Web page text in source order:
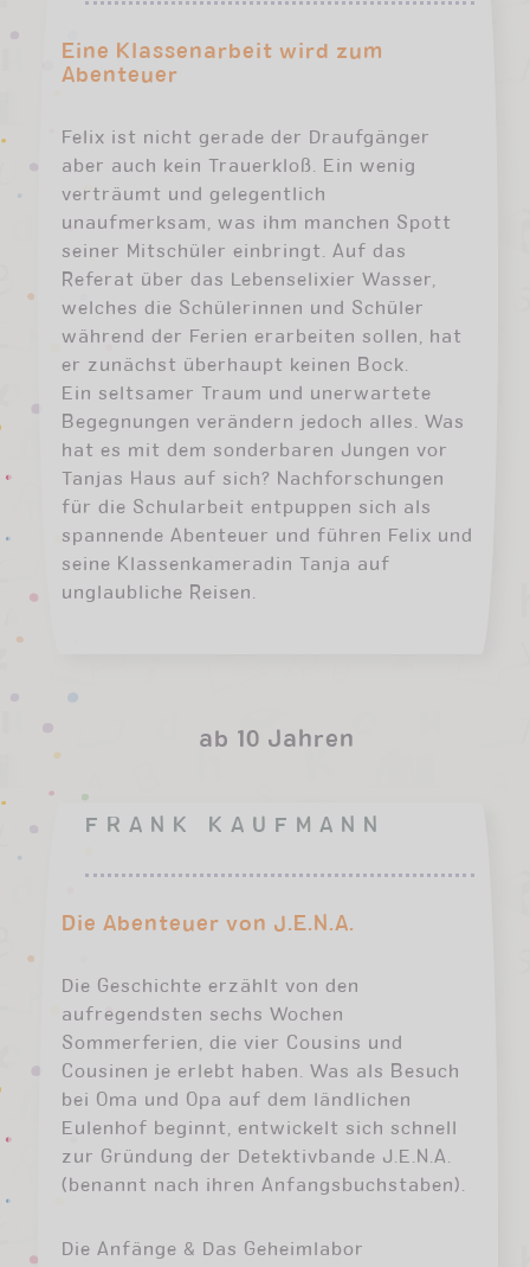
Eine Klassenarbeit wird zum
Abenteuer
Felix ist nicht gerade der Draufgänger
aber auch kein Trauerkloß. Ein wenig
verträumt und gelegentlich
unaufmerksam, was ihm manchen Spott
seiner Mitschüler einbringt. Auf das
Referat über das Lebenselixier Wasser,
welches die Schülerinnen und Schüler
während der Ferien erarbeiten sollen, hat
er zunächst überhaupt keinen Bock.
Ein seltsamer Traum und unerwartete
Begegnungen verändern jedoch alles. Was
hat es mit dem sonderbaren Jungen vor
Tanjas Haus auf sich? Nachforschungen
für die Schularbeit entpuppen sich als
spannende Abenteuer und führen Felix und
seine Klassenkameradin Tanja auf
unglaubliche Reisen.
ab 10 Jahren
FRANK KAUFMANN
Die Abenteuer von J.E.N.A.
Die Geschichte erzählt von den
aufregendsten sechs Wochen
Sommerferien, die vier Cousins und
Cousinen je erlebt haben. Was als Besuch
bei Oma und Opa auf dem ländlichen
Eulenhof beginnt, entwickelt sich schnell
zur Gründung der Detektivbande J.E.N.A.
(benannt nach ihren Anfangsbuchstaben).
Die Anfänge & Das Geheimlabor